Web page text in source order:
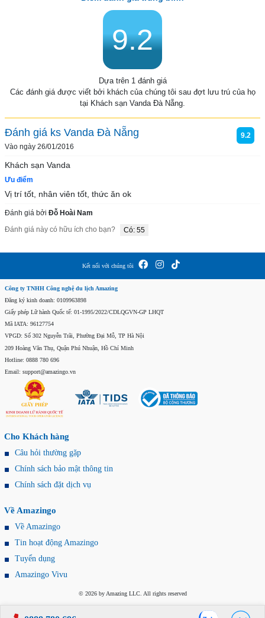
9.2
Dựa trên 1 đánh giá
Các đánh giá được viết bởi khách của chúng tôi sau đợt lưu trú của họ
tại Khách sạn Vanda Đà Nẵng.
Đánh giá ks Vanda Đà Nẵng
Vào ngày 26/01/2016
9.2
Khách sạn Vanda
Ưu điểm
Vị trí tốt, nhân viên tốt, thức ăn ok
Đánh giá bởi Đỗ Hoài Nam
Đánh giá này có hữu ích cho bạn?
Có: 55
Kết nối với chúng tôi
Công ty TNHH Công nghệ du lịch Amazing
Đăng ký kinh doanh: 0109963898
Giấy phép Lữ hành Quốc tế: 01-1995/2022/CDLQGVN-GP LHQT
Mã IATA: 96127754
VPGD: Số 302 Nguyễn Trãi, Phường Đại Mỗ, TP Hà Nội
209 Hoàng Văn Thụ, Quận Phú Nhuận, Hồ Chí Minh
Hotline: 0888 780 696
Email: support@amazingo.vn
Cho Khách hàng
Câu hỏi thường gặp
Chính sách bảo mật thông tin
Chính sách đặt dịch vụ
Về Amazingo
Về Amazingo
Tin hoạt động Amazingo
Tuyển dụng
Amazingo Vivu
© 2026 by Amazing LLC. All rights reserved